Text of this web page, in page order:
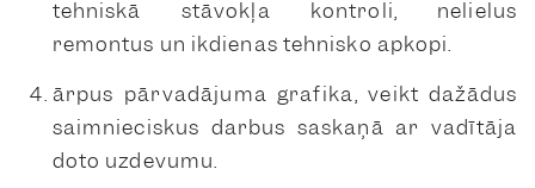
tehniskā stāvokļa kontroli, nelielus
remontus un ikdienas tehnisko apkopi.
ārpus pārvadājuma grafika, veikt dažādus
saimnieciskus darbus saskaņā ar vadītāja
doto uzdevumu.